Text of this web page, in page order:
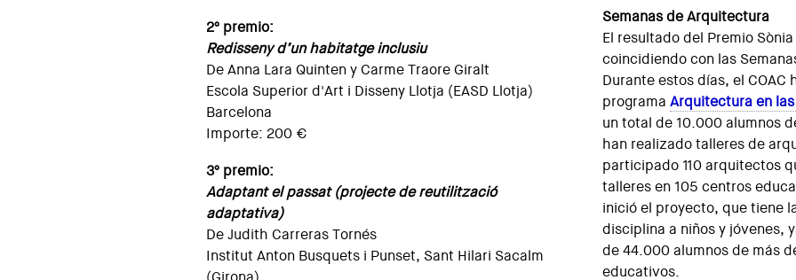
2º premio:
Redisseny d’un habitatge inclusiu
De Anna Lara Quinten y Carme Traore Giralt
Escola Superior d'Art i Disseny Llotja (EASD Llotja)
Barcelona
Importe: 200 €
3º premio:
Adaptant el passat (projecte de reutilització
adaptativa)
De Judith Carreras Tornés
Institut Anton Busquets i Punset, Sant Hilari Sacalm
Semanas de Arquitectura
El resultado del Premio
coincidiendo con las
Durante estos días, el COAC
programaArquitectura en
un total de 10.000 alumnos
han realizado talleres de
participado 110 arquitectos
talleres en 105 centros
inició el proyecto, que tiene
disciplina a niños y jóvenes,
de 44.000 alumnos de más
educativos.